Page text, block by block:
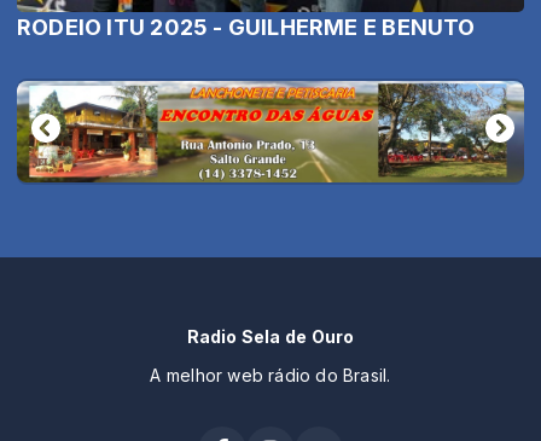
RODEIO ITU 2025 - GUILHERME E BENUTO
Radio Sela de Ouro
A melhor web rádio do Brasil.